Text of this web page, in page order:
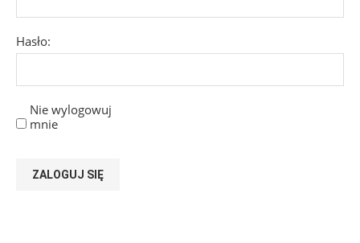
Hasło:
Nie wylogowuj
mnie
ZALOGUJ SIĘ